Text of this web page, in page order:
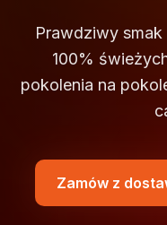
Prawdziwy
100%
pokolenia na
Zamów z